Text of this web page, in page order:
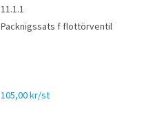
11.1.1
Packnigssats f flottörventil
105,00 kr/st